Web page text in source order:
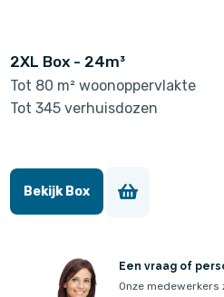
2XL Box - 24m³
Tot 80 m² woonoppervlakte
Tot 345 verhuisdozen
Bekijk Box
Een vraag of
Onze medewerkers